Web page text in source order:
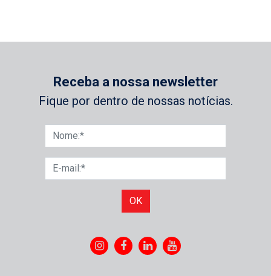
Receba a nossa newsletter
Fique por dentro de nossas notícias.
OK